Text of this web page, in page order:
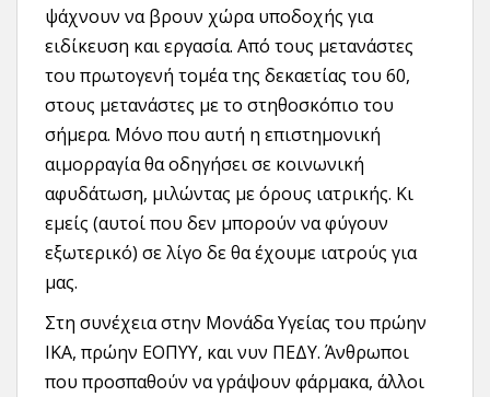
ψάχνουν να βρουν χώρα υποδοχής για
ειδίκευση και εργασία. Από τους μετανάστες
του πρωτογενή τομέα της δεκαετίας του 60,
στους μετανάστες με το στηθοσκόπιο του
σήμερα. Μόνο που αυτή η επιστημονική
αιμορραγία θα οδηγήσει σε κοινωνική
αφυδάτωση, μιλώντας με όρους ιατρικής. Κι
εμείς (αυτοί που δεν μπορούν να φύγουν
εξωτερικό) σε λίγο δε θα έχουμε ιατρούς για
μας.
Στη συνέχεια στην Μονάδα Υγείας του πρώην
ΙΚΑ, πρώην ΕΟΠΥΥ, και νυν ΠΕΔΥ. Άνθρωποι
που προσπαθούν να γράψουν φάρμακα, άλλοι